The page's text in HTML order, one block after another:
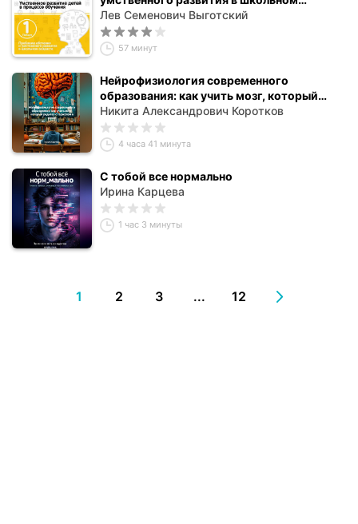
возрасте»
Лев Семенович Выготский
57 минут
Нейрофизиология современного
образования: как учить мозг, который
родился с гаджетом в руках
Никита Александрович Коротков
4 часа 41 минута
С тобой все нормально
Ирина Карцева
1 час 3 минуты
1 2 3 ... 12